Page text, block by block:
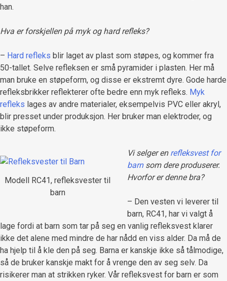
han.
Hva er forskjellen på myk og hard refleks?
– Hard refleks blir laget av plast som støpes, og kommer fra
50-tallet. Selve refleksen er små pyramider i plasten. Her må
man bruke en støpeform, og disse er ekstremt dyre. Gode harde
refleksbrikker reflekterer ofte bedre enn myk refleks. Myk
refleks lages av andre materialer, eksempelvis PVC eller akryl,
blir presset under produksjon. Her bruker man elektroder, og
ikke støpeform.
Modell RC41, refleksvester til
barn
Vi selger en refleksvest for
barnsom dere produserer.
Hvorfor er denne bra?
– Den vesten vi leverer til
barn, RC41, har vi valgt å
lage fordi at barn som tar på seg en vanlig refleksvest klarer
ikke det alene med mindre de har nådd en viss alder. Da må de
ha hjelp til å kle den på seg. Barna er kanskje ikke så tålmodige,
så de bruker kanskje makt for å vrenge den av seg selv. Da
risikerer man at strikken ryker. Vår refleksvest for barn er som